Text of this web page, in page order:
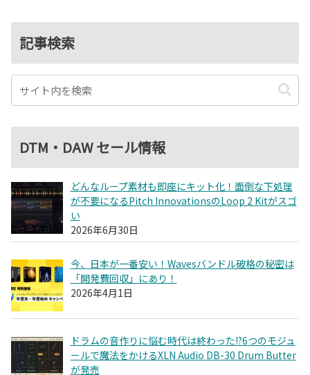
記事検索
DTM・DAW セール情報
どんなループ素材も即座にキット化！面倒な下処理
が不要になるPitch InnovationsのLoop 2 Kitがスゴ
い
2026年6月30日
今、日本が一番安い！Wavesバンドル破格の秘密は
「開発費回収」にあり！
2026年4月1日
ドラムの音作りに悩む時代は終わった!?6つのモジュ
ールで魔法をかけるXLN Audio DB-30 Drum Butter
が発売